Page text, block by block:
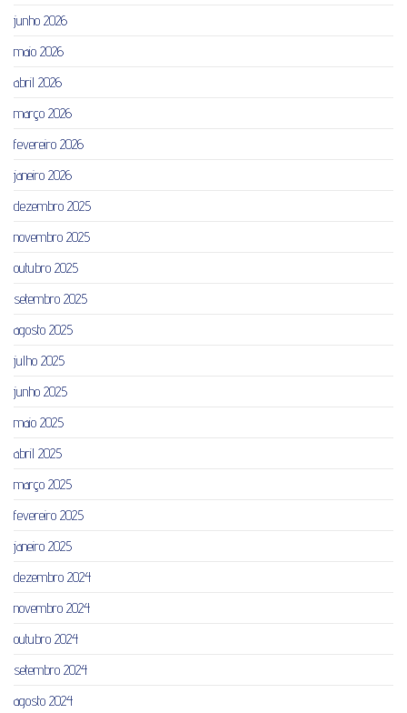
junho 2026
maio 2026
abril 2026
março 2026
fevereiro 2026
janeiro 2026
dezembro 2025
novembro 2025
outubro 2025
setembro 2025
agosto 2025
julho 2025
junho 2025
maio 2025
abril 2025
março 2025
fevereiro 2025
janeiro 2025
dezembro 2024
novembro 2024
outubro 2024
setembro 2024
agosto 2024